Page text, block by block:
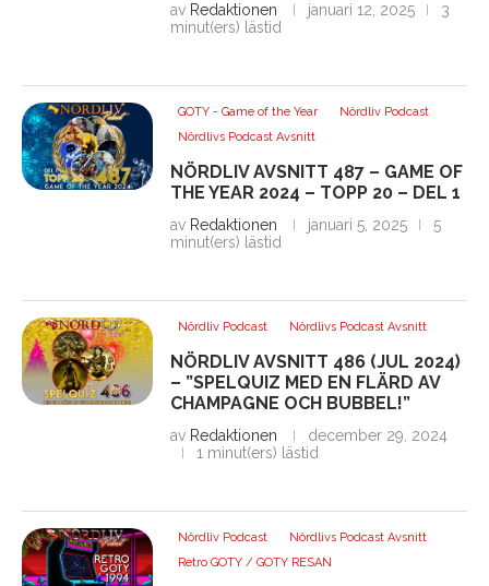
av Redaktionen januari 12, 2025
3
minut(ers) lästid
GOTY - Game of the Year
Nördliv Podcast
Nördlivs Podcast Avsnitt
NÖRDLIV AVSNITT 487 – GAME OF
THE YEAR 2024 – TOPP 20 – DEL 1
av Redaktionen januari 5, 2025
5
minut(ers) lästid
Nördliv Podcast Nördlivs Podcast Avsnitt
NÖRDLIV AVSNITT 486 (JUL 2024)
– ”SPELQUIZ MED EN FLÄRD AV
CHAMPAGNE OCH BUBBEL!”
av Redaktionen
december 29, 2024
1 minut(ers) lästid
Nördliv Podcast
Nördlivs Podcast Avsnitt
Retro GOTY / GOTY RESAN